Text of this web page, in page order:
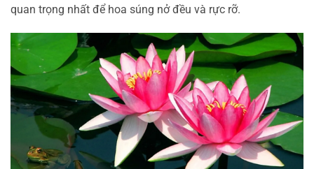
quan trọng nhất để hoa súng nở đều và rực rỡ.